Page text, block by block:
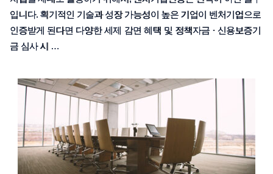
입니다. 획기적인 기술과 성장 가능성이 높은 기업이 벤처기업으로
인증받게 된다면 다양한 세제 감면 혜택 및 정책자금 · 신용보증기
금 심사 시 …